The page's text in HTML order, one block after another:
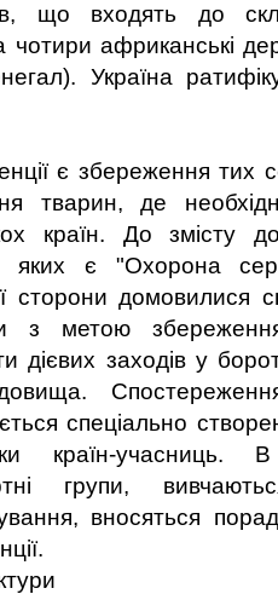
що входять до
африканські
Україна
є збереження тих
тварин, де
країн. До змісту
яких є "Охорона
сторони домовилися
з метою
дієвих заходів у
спеціально
країн-учасниць.
групи,
вносяться